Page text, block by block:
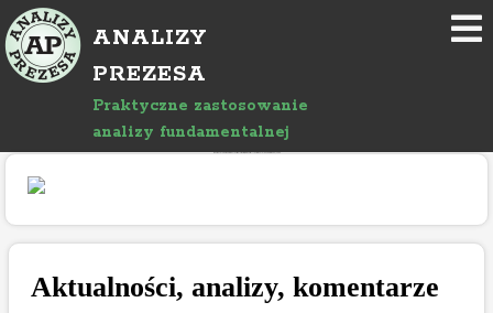
o
ANALIZY
PREZESA
Praktyczne zastosowanie
analizy fundamentalnej
Aktualności, analizy, komentarze